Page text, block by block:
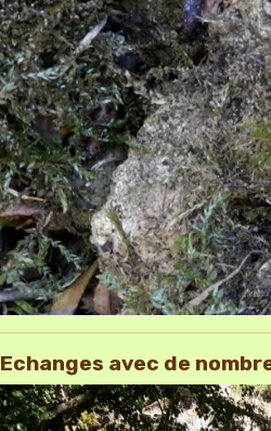
Echanges avec de